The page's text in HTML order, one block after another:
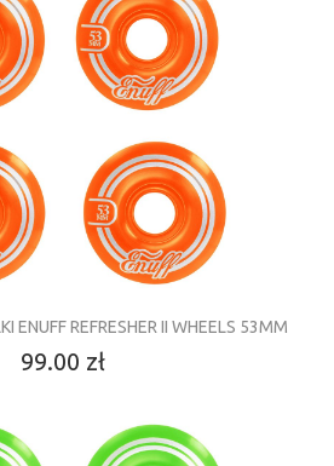
ENUFF REFRESHER II WHEELS 53MM
99.00 zł